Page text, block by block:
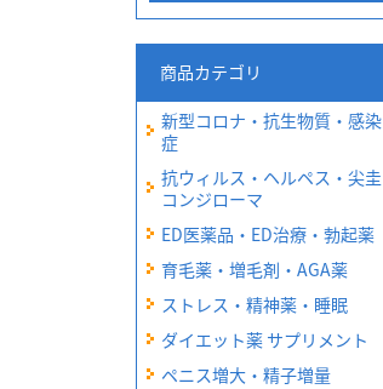
商品カテゴリ
新型コロナ・抗生物質・感染
症
抗ウィルス・ヘルペス・尖圭
コンジローマ
ED医薬品・ED治療・勃起薬
育毛薬・増毛剤・AGA薬
ストレス・精神薬・睡眠
ダイエット薬 サプリメント
ペニス増大・精子増量